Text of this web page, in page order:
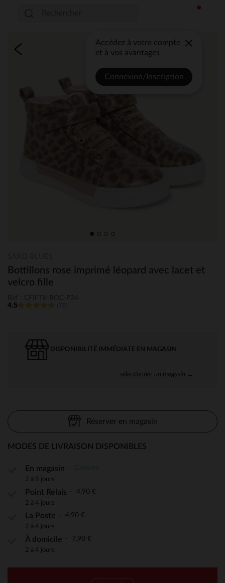
Accédez à votre compte
et à vos avantages
Connexion/Inscription
Bottillons rose imprimé léopard avec lacet et
velcro fille
4.5
DISPONIBILITÉ IMMÉDIATE EN MAGASIN
sélectionner un magasin →
Réserver en magasin
MODES DE LIVRAISON DISPONIBLES
En magasin
2 à 5 jours
Point Relais 4,90 €
2 à 4 jours
La Poste 4,90 €
2 à 4 jours
À domicile 7,90 €
2 à 4 jours